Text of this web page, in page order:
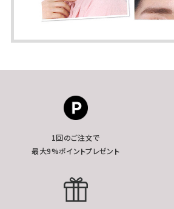
1回のご注文で
最大9%ポイントプレゼント